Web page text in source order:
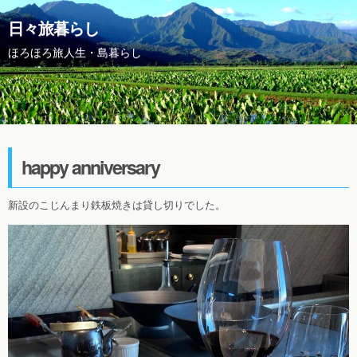
日々旅暮らし
ほろほろ旅人生・島暮らし
happy anniversary
新設のこじんまり鉄板焼きは貸し切りでした。